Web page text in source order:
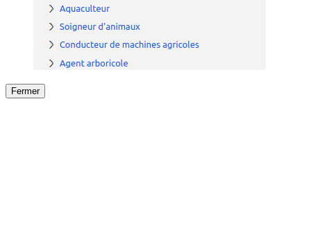
Fermer